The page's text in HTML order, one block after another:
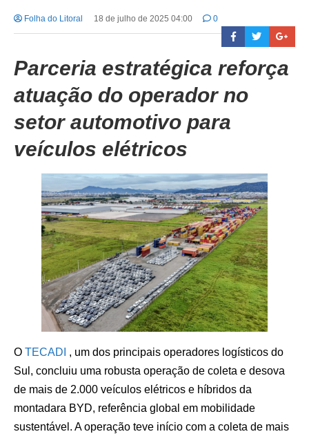
Folha do Litoral 18 de julho de 2025 04:00 0
Parceria estratégica reforça
atuação do operador no
setor automotivo para
veículos elétricos
O TECADI , um dos principais operadores logísticos do
Sul, concluiu uma robusta operação de coleta e desova
de mais de 2.000 veículos elétricos e híbridos da
montadara BYD, referência global em mobilidade
sustentável. A operação teve início com a coleta de mais